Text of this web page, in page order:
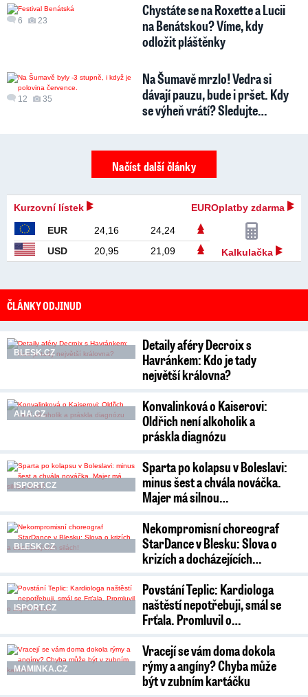
6 23
Chystáte se na Roxette a Lucii
na Benátskou? Víme, kdy
odložit pláštěnky
12 35
Na Šumavě mrzlo! Vedra si
dávají pauzu, bude i pršet. Kdy
se výheň vrátí? Sledujte…
Načíst další články
Kurzovní lístek EUROplatby zdarma
EUR 24,16
24,24
USD
20,95 21,09 Kalkulačka
ČLÁNKY ODJINUD
BLESK.CZ
Detaily aféry Decroix s
Havránkem: Kdo je tady
největší královna?
AHA.CZ
Konvalinková o Kaiserovi:
Oldřich není alkoholik a
práskla diagnózu
ISPORT.CZ
Sparta po kolapsu v Boleslavi:
minus šest a chvála nováčka.
Majer má silnou…
BLESK.CZ
Nekompromisní choreograf
StarDance v Blesku: Slova o
krizích a docházejících…
ISPORT.CZ
Povstání Teplic: Kardiologa
naštěstí nepotřebuji, smál se
Frťala. Promluvil o…
MAMINKA.CZ
Vracejí se vám doma dokola
rýmy a angíny? Chyba může
být v zubním kartáčku